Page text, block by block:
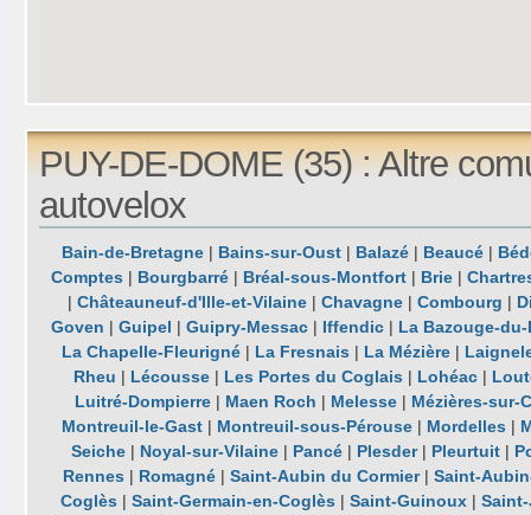
PUY-DE-DOME (35) : Altre
autovelox
Bain-de-Bretagne | Bains-sur-Oust | Balazé | Beaucé |
Comptes | Bourgbarré | Bréal-sous-Montfort | Brie |
|Châteauneuf-d'Ille-et-Vilaine |Chavagne |Combourg |
Goven |Guipel |Guipry-Messac | Iffendic | La Bazouge-
La Chapelle-Fleurigné | La Fresnais | La Mézière |
Rheu | Lécousse| Les Portes du Coglais | Lohéac|
Luitré-Dompierre | Maen Roch | Melesse | Mézières-sur-
Montreuil-le-Gast | Montreuil-sous-Pérouse | Mordelles |
Seiche | Noyal-sur-Vilaine | Pancé | Plesder| Pleurtuit |
Rennes | Romagné| Saint-Aubin du Cormier| Saint-
Coglès |Saint-Germain-en-Coglès |Saint-Guinoux |